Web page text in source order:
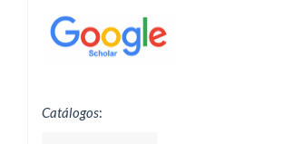
Catálogos: